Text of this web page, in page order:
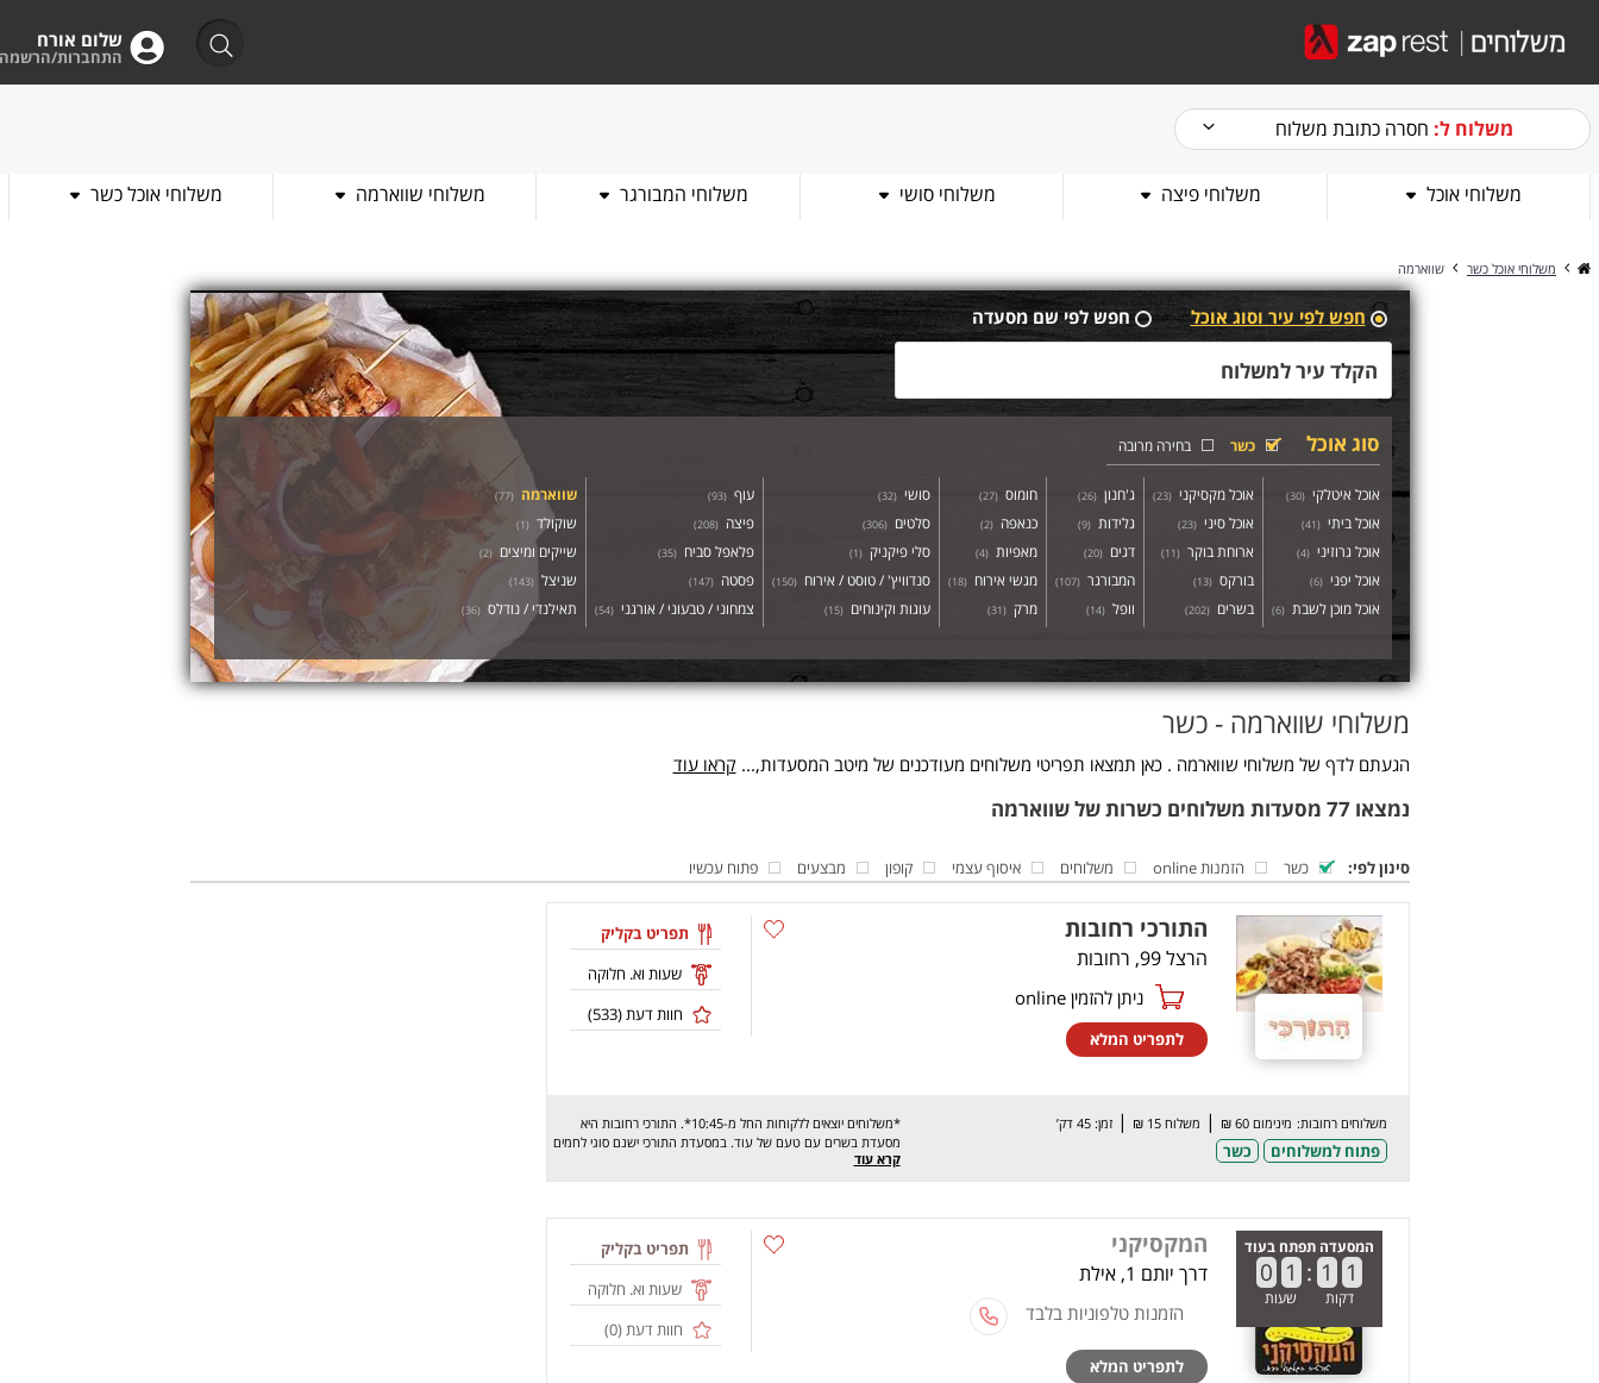
שלום אורח
התחברות/הרשמה
משלוח ל: חסרה כתובת משלוח
משלוחי אוכל משלוחי פיצה משלוחי סושי משלוחי המבורגר משלוחי שווארמה משלוחי אוכל כשר
משלוחי אוכל כשר שווארמה
חפש לפי עיר וסוג אוכל חפש לפי שם מסעדה
סוג אוכל כשר בחירה מרובה
אוכל איטלקי (
30
)
אוכל ביתי (
41
)
אוכל גרוזיני (
4
)
אוכל יפני (
6
)
אוכל מוכן לשבת (
6
)
אוכל מקסיקני (
23
)
אוכל סיני (
23
)
ארוחת בוקר (
11
)
בורקס (
13
)
בשרים (
202
)
ג'חנון (
26
)
גלידות (
9
)
דגים (
20
)
המבורגר (
107
)
וופל (
14
)
חומוס (
27
)
כנאפה (
2
)
מאפיות (
4
)
מגשי אירוח (
18
)
מרק (
31
)
סושי (
32
)
סלטים (
306
)
סלי פיקניק (
1
)
סנדוויץ' / טוסט / אירוח (
150
)
עוגות וקינוחים (
15
)
עוף (
93
)
פיצה (
208
)
פלאפל סביח (
35
)
פסטה (
147
)
צמחוני / טבעוני / אורגני (
54
)
שווארמה (
77
)
שוקולד (
1
)
שייקים ומיצים (
2
)
שניצל (
143
)
תאילנדי / נודלס (
36
)
משלוחי שווארמה - כשר
הגעתם לדף של משלוחי שווארמה . כאן תמצאו תפריטי משלוחים מעודכנים של מיטב המסעדות,... קראו עוד
נמצאו 77 מסעדות משלוחים כשרות של שווארמה
סינון לפי: כשר הזמנות online משלוחים איסוף עצמי קופון מבצעים פתוח עכשיו
התורכי רחובות
הרצל 99, רחובות
ניתן להזמין online
לתפריט המלא
תפריט בקליק
שעות וא. חלוקה
חוות דעת (533
)
משלוחים רחובות: מינימום 60 ₪ | משלוח 15 ₪ | זמן: 45 דק’
פתוח למשלוחים כשר
*משלוחים יוצאים ללקוחות החל מ-10:45*. התורכי רחובות היא
מסעדת בשרים עם טעם של עוד. במסעדת התורכי ישנם סוגי לחמים
פיתה, לאפה, בגט, לחמג'ון ויש אפשרויות להזמין גם בחמגשיות.
הבשרים של התורכי עשויים הייטב עם תבלינים לרוב ויש תוספת של
התורכי ממש נותן הרגשה של אוכל הבית. שעות הפתיחה של מסעדת
התורכי הינם: בימים ראשון עד חמישי בשעות אחת עשרה וחצי בבוקר
ועד עשר וחצי בערב ובמוצא"ש משעה אחת אחרי יציאת שבת ועד
קרא עוד
המסעדה תפתח בעוד
0 1 : 1 1
דקות שעות
המקסיקני
דרך יותם 1, אילת
הזמנות טלפוניות בלבד
לתפריט המלא
תפריט בקליק
שעות וא. חלוקה
חוות דעת (0
)